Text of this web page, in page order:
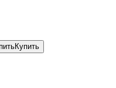
Купить